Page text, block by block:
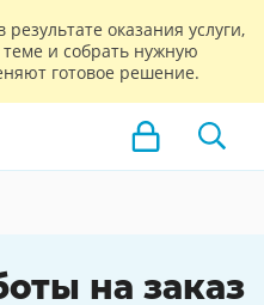
оказания услуги,
и собрать нужную
готовое решение.
на заказ